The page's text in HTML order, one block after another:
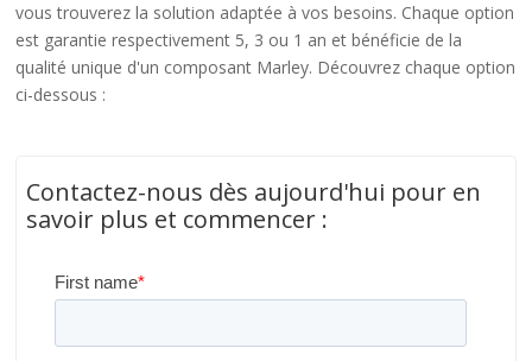
vous trouverez la solution adaptée à vos besoins. Chaque option
est garantie respectivement 5, 3 ou 1 an et bénéficie de la
qualité unique d'un composant Marley. Découvrez chaque option
ci-dessous :
Contactez-nous dès aujourd'hui pour en
savoir plus et commencer :